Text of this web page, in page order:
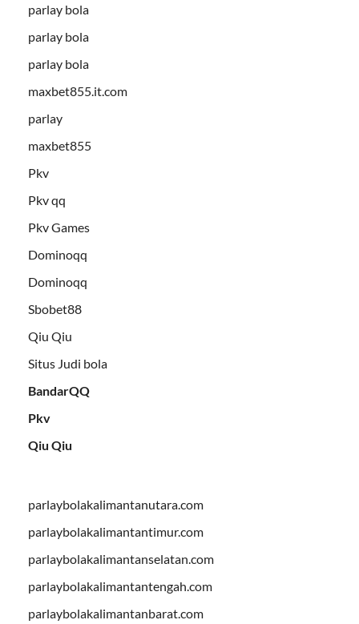
parlay bola
parlay bola
parlay bola
maxbet855.it.com
parlay
maxbet855
Pkv
Pkv qq
Pkv Games
Dominoqq
Dominoqq
Sbobet88
Qiu Qiu
Situs Judi bola
BandarQQ
Pkv
Qiu Qiu
parlaybolakalimantanutara.com
parlaybolakalimantantimur.com
parlaybolakalimantanselatan.com
parlaybolakalimantantengah.com
parlaybolakalimantanbarat.com